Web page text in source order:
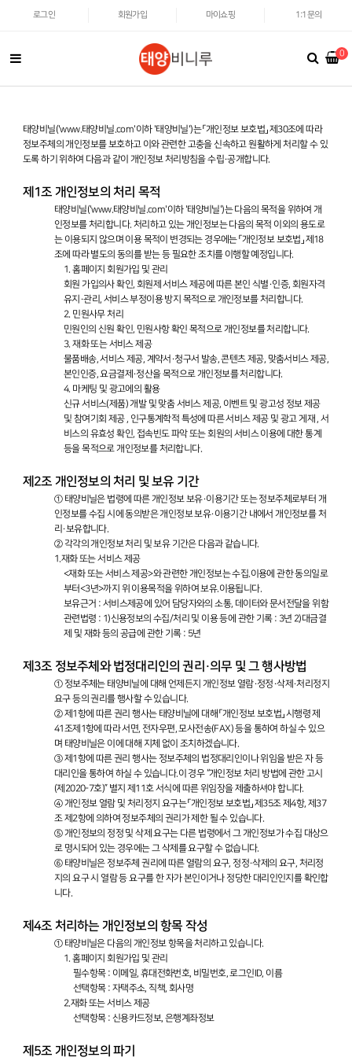
로그인 회원가입 마이쇼핑 1:1문의
0
태양비닐('www.태양비닐.com'이하 '태양비닐')는 「개인정보 보호법」 제30조에 따라
정보주체의 개인정보를 보호하고 이와 관련한 고충을 신속하고 원활하게 처리할 수 있
도록 하기 위하여 다음과 같이 개인정보 처리방침을 수립·공개합니다.
제1조 개인정보의 처리 목적
태양비닐('www.태양비닐.com'이하 '태양비닐')는 다음의 목적을 위하여 개
인정보를 처리합니다. 처리하고 있는 개인정보는 다음의 목적 이외의 용도로
는 이용되지 않으며 이용 목적이 변경되는 경우에는 「개인정보 보호법」 제18
조에 따라 별도의 동의를 받는 등 필요한 조치를 이행할 예정입니다.
1. 홈페이지 회원가입 및 관리
회원 가입의사 확인, 회원제 서비스 제공에 따른 본인 식별·인증, 회원자격
유지·관리, 서비스 부정이용 방지 목적으로 개인정보를 처리합니다.
2. 민원사무 처리
민원인의 신원 확인, 민원사항 확인 목적으로 개인정보를 처리합니다.
3. 재화 또는 서비스 제공
물품배송, 서비스 제공, 계약서·청구서 발송, 콘텐츠 제공, 맞춤서비스 제공,
본인인증, 요금결제·정산을 목적으로 개인정보를 처리합니다.
4. 마케팅 및 광고에의 활용
신규 서비스(제품) 개발 및 맞춤 서비스 제공, 이벤트 및 광고성 정보 제공
및 참여기회 제공 , 인구통계학적 특성에 따른 서비스 제공 및 광고 게재 , 서
비스의 유효성 확인, 접속빈도 파악 또는 회원의 서비스 이용에 대한 통계
등을 목적으로 개인정보를 처리합니다.
제2조 개인정보의 처리 및 보유 기간
① 태양비닐은 법령에 따른 개인정보 보유·이용기간 또는 정보주체로부터 개
인정보를 수집 시에 동의받은 개인정보 보유·이용기간 내에서 개인정보를 처
리·보유합니다.
② 각각의 개인정보 처리 및 보유 기간은 다음과 같습니다.
1.재화 또는 서비스 제공
<재화 또는 서비스 제공>와 관련한 개인정보는 수집.이용에 관한 동의일로
부터<3년>까지 위 이용목적을 위하여 보유.이용됩니다.
보유근거 : 서비스제공에 있어 담당자와의 소통, 데이터와 문서전달을 위함
관련법령 : 1)신용정보의 수집/처리 및 이용 등에 관한 기록 : 3년 2)대금결
제 및 재화 등의 공급에 관한 기록 : 5년
제3조 정보주체와 법정대리인의 권리·의무 및 그 행사방법
① 정보주체는 태양비닐에 대해 언제든지 개인정보 열람·정정·삭제·처리정지
요구 등의 권리를 행사할 수 있습니다.
② 제1항에 따른 권리 행사는 태양비닐에 대해 「개인정보 보호법」 시행령 제
41조제1항에 따라 서면, 전자우편, 모사전송(FAX) 등을 통하여 하실 수 있으
며 태양비닐은 이에 대해 지체 없이 조치하겠습니다.
③ 제1항에 따른 권리 행사는 정보주체의 법정대리인이나 위임을 받은 자 등
대리인을 통하여 하실 수 있습니다.이 경우 “개인정보 처리 방법에 관한 고시
(제2020-7호)” 별지 제11호 서식에 따른 위임장을 제출하셔야 합니다.
④ 개인정보 열람 및 처리정지 요구는 「개인정보 보호법」 제35조 제4항, 제37
조 제2항에 의하여 정보주체의 권리가 제한 될 수 있습니다.
⑤ 개인정보의 정정 및 삭제 요구는 다른 법령에서 그 개인정보가 수집 대상으
로 명시되어 있는 경우에는 그 삭제를 요구할 수 없습니다.
⑥ 태양비닐은 정보주체 권리에 따른 열람의 요구, 정정·삭제의 요구, 처리정
지의 요구 시 열람 등 요구를 한 자가 본인이거나 정당한 대리인인지를 확인합
니다.
제4조 처리하는 개인정보의 항목 작성
① 태양비닐은 다음의 개인정보 항목을 처리하고 있습니다.
1. 홈페이지 회원가입 및 관리
필수항목 : 이메일, 휴대전화번호, 비밀번호, 로그인ID, 이름
선택항목 : 자택주소, 직책, 회사명
2.재화 또는 서비스 제공
선택항목 : 신용카드정보, 은행계좌정보
제5조 개인정보의 파기